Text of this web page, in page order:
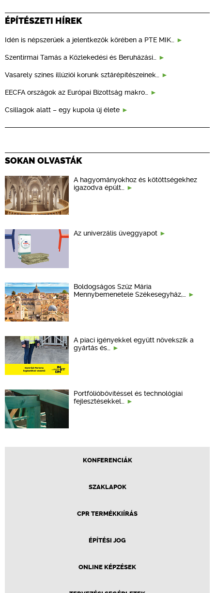
ÉPÍTÉSZETI HÍREK
Idén is népszerűek a jelentkezők körében a PTE MIK…
Szentirmai Tamás a Közlekedési és Beruházási…
Vasarely színes illúziói korunk sztárépítészeinek…
EECFA országok az Európai Bizottság makro…
Csillagok alatt – egy kupola új élete
SOKAN OLVASTÁK
A hagyományokhoz és kötöttségekhez
igazodva épült…
Az univerzális üveggyapot
Boldogságos Szűz Mária
Mennybemenetele Székesegyház,…
A piaci igényekkel együtt növekszik a
gyártás és…
Portfólióbővítéssel és technológiai
fejlesztésekkel…
KONFERENCIÁK
SZAKLAPOK
CPR TERMÉKKIÍRÁS
ÉPÍTÉSI JOG
ONLINE KÉPZÉSEK